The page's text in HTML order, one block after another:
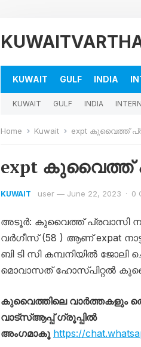
KUWAIT GULF INDIA
KUWAIT GULF INDIA
Home Kuwait expt കുവൈത്ത്
expt കുവൈത്ത്
KUWAIT user — June 22, 2023 · 0
അടൂർ: കുവൈത്ത് പ്രവാസി
വർഗീസ് (58 ) ആണ് expat
ബി ടി സി കമ്പനിയിൽ
മൊവാസത് ഹോസ്പിറ്റൽ
കുവൈത്തിലെ വാർത്തകളും
വാട്സ്ആപ്പ് ഗ്രൂപ്പിൽ
അംഗമാകൂ https://